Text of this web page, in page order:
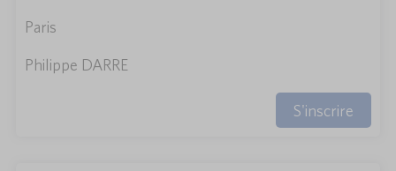
Paris
Philippe DARRE
S'inscrire